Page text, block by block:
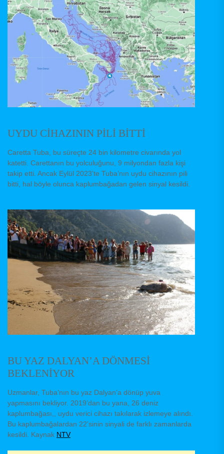
UYDU CİHAZININ PİLİ BİTTİ
Caretta Tuba, bu süreçte 24 bin kilometre civarında yol
katetti. Carettanın bu yolculuğunu, 9 milyondan fazla kişi
takip etti. Ancak Eylül 2023’te Tuba’nın uydu cihazının pili
bitti, hal böyle olunca kaplumbağadan gelen sinyal kesildi.
BU YAZ DALYAN’A DÖNMESİ
BEKLENİYOR
Uzmanlar, Tuba’nın bu yaz Dalyan’a dönüp yuva
yapmasını bekliyor. 2019’dan bu yana, 26 deniz
kaplumbağası,, uydu verici cihazı takılarak izlemeye alındı.
Bu kaplumbağalardan 22’sinin sinyali de farklı zamanlarda
kesildi. Kaynak NTV